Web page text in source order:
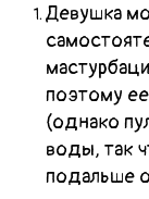
Девушка
поэтому
(однако
воды, так
подальше